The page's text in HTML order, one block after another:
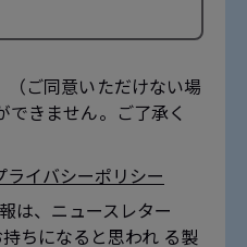
ご同意いただけない場
きません。ご了承く
ライバシーポリシー
は、ニュースレター
ちになると思われ る製